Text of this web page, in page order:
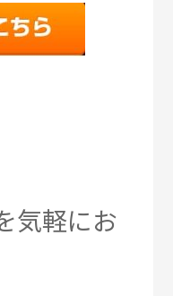
気軽にお